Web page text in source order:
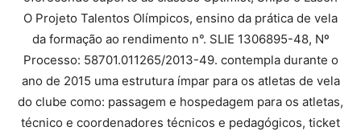
O Projeto Talentos Olímpicos, ensino da prática de vela
da formação ao rendimento n°. SLIE 1306895-48, Nº
Processo: 58701.011265/2013-49. contempla durante o
ano de 2015 uma estrutura ímpar para os atletas de vela
do clube como: passagem e hospedagem para os atletas,
técnico e coordenadores técnicos e pedagógicos, ticket